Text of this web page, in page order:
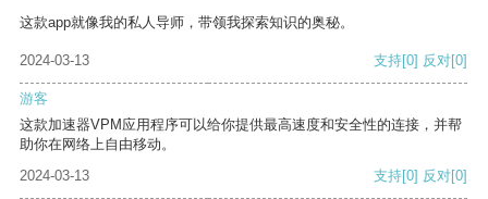
这款app就像我的私人导师，带领我探索知识的奥秘。
2024-03-13 支持[0] 反对[0]
游客
这款加速器VPM应用程序可以给你提供最高速度和安全性的连接，并帮
助你在网络上自由移动。
2024-03-13
支持[0] 反对[0]